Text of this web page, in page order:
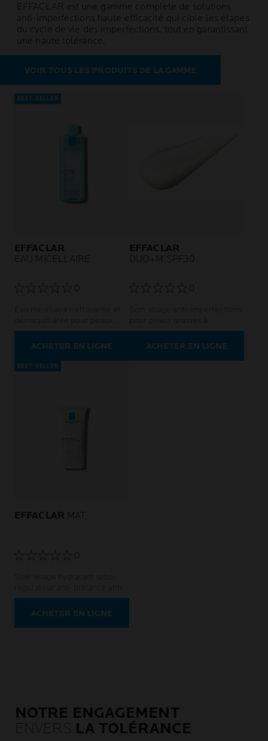
EFFACLAR est une gamme complète de solutions
anti-imperfections haute efficacité qui cible les étapes
du cycle de vie des imperfections, tout en garantissant
une haute tolérance.
VOIR TOUS LES PRODUITS DE LA GAMME
BEST-SELLER
EFFACLAR
EAU MICELLAIRE
0
grasses et sensibles
ACHETER EN LIGNE
EFFACLAR
DUO+M SPF30
0
tendance acnéique - hommes
et femmes
ACHETER EN LIGNE
BEST-SELLER
EFFACLAR MAT
0
pores dilatés
ACHETER EN LIGNE
NOTRE ENGAGEMENT
ENVERS LA TOLÉRANCE